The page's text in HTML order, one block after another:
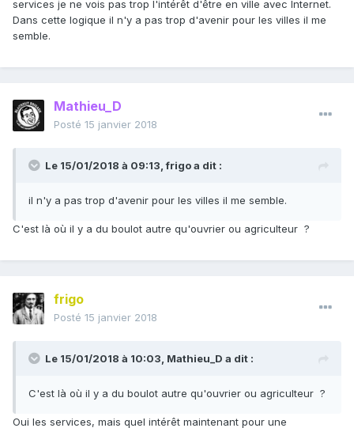
services je ne vois pas trop l'intérêt d'être en ville avec Internet.
Dans cette logique il n'y a pas trop d'avenir pour les villes il me
semble.
Mathieu_D
Posté 15 janvier 2018
Le 15/01/2018 à 09:13,frigoa dit :
il n'y a pas trop d'avenir pour les villes il me semble.
C'est là où il y a du boulot autre qu'ouvrier ou agriculteur ?
frigo
Posté 15 janvier 2018
Le 15/01/2018 à 10:03, Mathieu_D a dit :
C'est là où il y a du boulot autre qu'ouvrier ou agriculteur ?
Oui les services, mais quel intérêt maintenant pour une